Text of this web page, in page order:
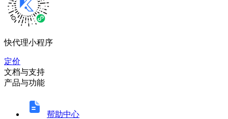
快代理小程序
定价
文档与支持
产品与功能
帮助中心